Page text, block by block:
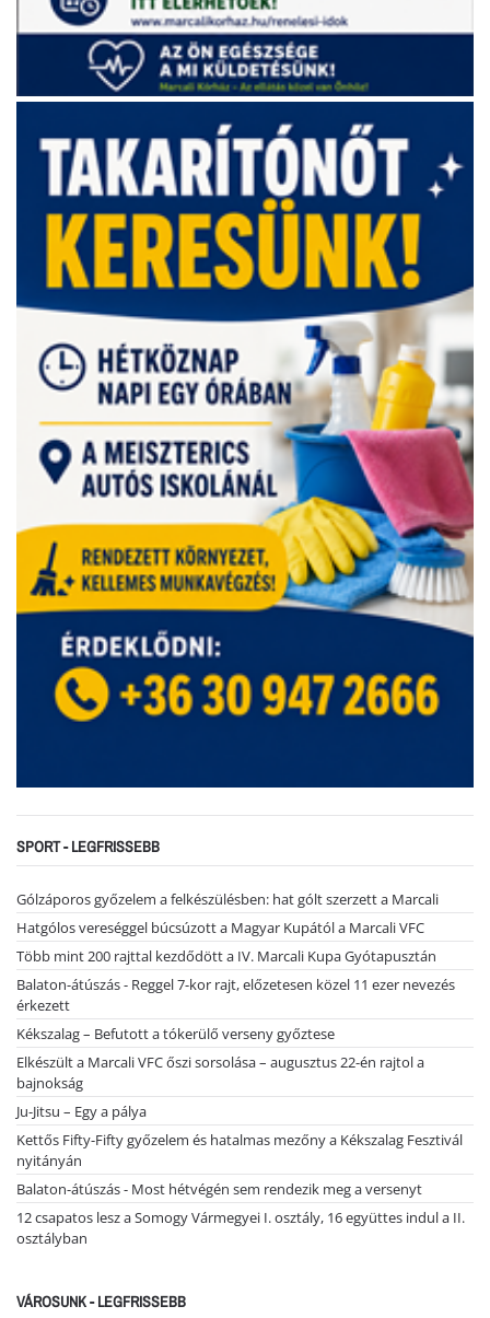
SPORT - LEGFRISSEBB
Gólzáporos győzelem a felkészülésben: hat gólt szerzett a Marcali
Hatgólos vereséggel búcsúzott a Magyar Kupától a Marcali VFC
Több mint 200 rajttal kezdődött a IV. Marcali Kupa Gyótapusztán
Balaton-átúszás - Reggel 7-kor rajt, előzetesen közel 11 ezer nevezés
érkezett
Kékszalag – Befutott a tókerülő verseny győztese
Elkészült a Marcali VFC őszi sorsolása – augusztus 22-én rajtol a
bajnokság
Ju-Jitsu – Egy a pálya
Kettős Fifty-Fifty győzelem és hatalmas mezőny a Kékszalag Fesztivál
nyitányán
Balaton-átúszás - Most hétvégén sem rendezik meg a versenyt
12 csapatos lesz a Somogy Vármegyei I. osztály, 16 együttes indul a II.
osztályban
VÁROSUNK - LEGFRISSEBB